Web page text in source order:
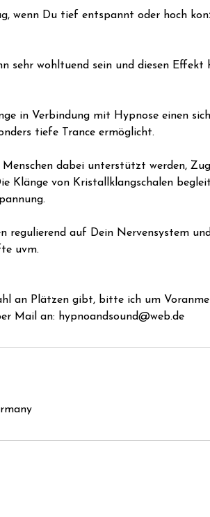
wenn Du tief entspannt oder hoch
sehr wohltuend sein und diesen Effekt
in Verbindung mit Hypnose einen
tiefe Trance ermöglicht.
Menschen dabei unterstützt werden,
Klänge von Kristallklangschalen
regulierend auf Dein Nervensystem
uvm.
an Plätzen gibt, bitte ich um
Mail an: hypnoandsound@web.de